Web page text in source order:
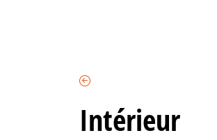
Intérieur